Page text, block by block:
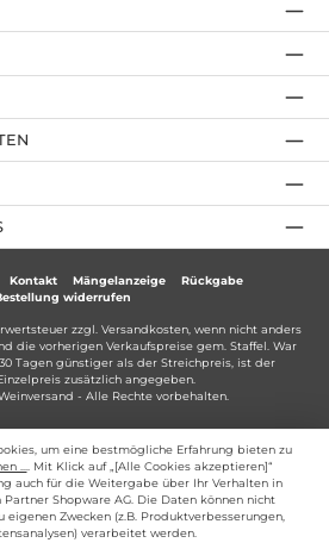
Kontakt Mängelanzeige
Rückgabe
widerrufen
zzgl. Versandkosten, wenn nicht anders
die vorherigen Verkaufspreise gem. Staffel. War
Tagen günstiger als der Streichpreis, ist der
zusätzlich angegeben.
- Alle Rechte vorbehalten.
um eine bestmögliche Erfahrung bieten zu
...
. Mit Klick auf „[Alle Cookies akzeptieren]“
auch für die Weitergabe über Ihr Verhalten in
Partner Shopware AG. Die Daten können nicht
Zwecken (z.B. Produktverbesserungen,
verarbeitet werden.